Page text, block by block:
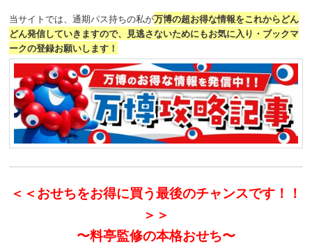
当サイトでは、通期パス持ちの私が万博の超お得な情報をこれからどん
どん発信していきますので、見逃さないためにもお気に入り・ブックマ
ークの登録お願いします！
＜＜おせちをお得に買う最後のチャンスです！！
＞＞
〜料亭監修の本格おせち〜